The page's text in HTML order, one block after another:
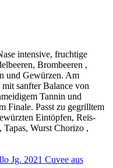
intensive, fruchtige
Brombeeren ,
und Gewürzen. Am
sanfter Balance von
Tannin und
Finale. Passt zu gegrilltem
Eintöpfen, Reis-
Tapas, Wurst Chorizo ,